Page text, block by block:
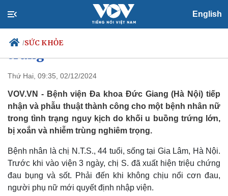
English
/SỨC KHỎE
Chính trị
Đảng
Tổ chức nhân sự
Quốc hội
Xã hội
Tin 24h
Dự báo thời tiết
Giáo dục
Việc làm
Biển đảo
Chịu đau 3 ngày mới vào viện,
người phụ nữ phải cắt buồng
trứng
Thứ Hai, 09:35, 02/12/2024
VOV.VN - Bệnh viện Đa khoa Đức Giang (Hà Nội) tiếp
nhận và phẫu thuật thành công cho một bệnh nhân nữ
trong tình trạng nguy kịch do khối u buồng trứng lớn,
bị xoắn và nhiễm trùng nghiêm trọng.
Bệnh nhân là chị N.T.S., 44 tuổi, sống tại Gia Lâm, Hà Nội.
Trước khi vào viện 3 ngày, chị S. đã xuất hiện triệu chứng
đau bụng và sốt. Phải đến khi không chịu nổi cơn đau,
người phụ nữ mới quyết định nhập viện.